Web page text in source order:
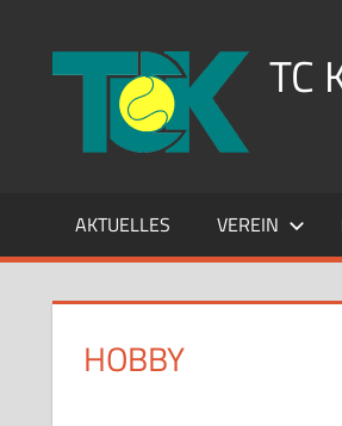
TC
AKTUELLES VEREIN
HOBBY